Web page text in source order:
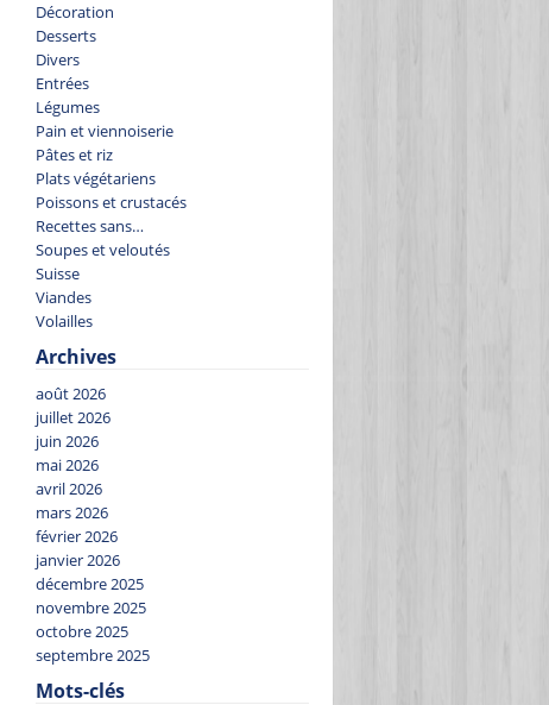
Décoration
Desserts
Divers
Entrées
Légumes
Pain et viennoiserie
Pâtes et riz
Plats végétariens
Poissons et crustacés
Recettes sans…
Soupes et veloutés
Suisse
Viandes
Volailles
Archives
août 2026
juillet 2026
juin 2026
mai 2026
avril 2026
mars 2026
février 2026
janvier 2026
décembre 2025
novembre 2025
octobre 2025
septembre 2025
Mots-clés